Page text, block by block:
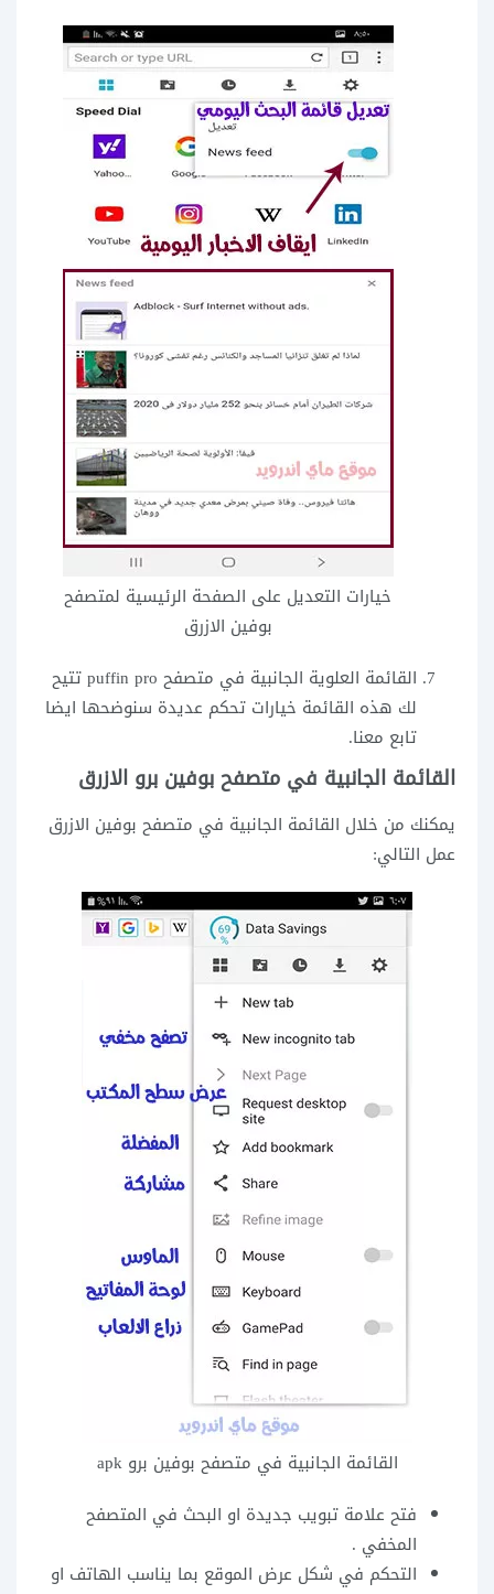
خيارات التعديل على الصفحة الرئيسية لمتصفح
بوفين الازرق
القائمة العلوية الجانبية في متصفح puffin pro تتيح
لك هذه القائمة خيارات تحكم عديدة سنوضحها ايضا
تابع معنا.
القائمة الجانبية في متصفح بوفين برو الازرق
يمكنك من خلال القائمة الجانبية في متصفح بوفين الازرق
عمل التالي:
القائمة الجانبية في متصفح بوفين برو apk
فتح علامة تبويب جديدة او البحث في المتصفح
المخفي .
التحكم في شكل عرض الموقع بما يناسب الهاتف او